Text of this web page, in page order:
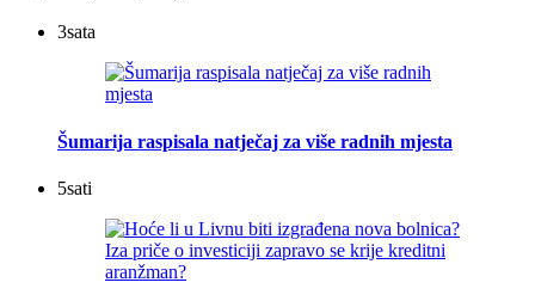
3sata
Šumarija raspisala natječaj za više radnih mjesta
5sati